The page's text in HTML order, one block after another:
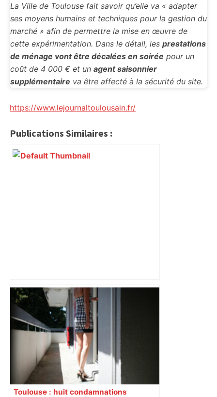
La Ville de Toulouse fait savoir qu’elle va « adapter
ses moyens humains et techniques pour la gestion du
marché » afin de permettre la mise en œuvre de
cette expérimentation. Dans le détail, les prestations
de ménage vont être décalées en soirée pour un
coût de 4 000 € et un agent saisonnier
supplémentaire va être affecté à la sécurité du site.
https://www.lejournaltoulousain.fr/
Publications Similaires :
Près de Toulouse : dans cette zone
économique, un axe majeur va être
fermé en fin de soirée, voici les
déviations – Actu.fr
Toulouse : huit condamnations